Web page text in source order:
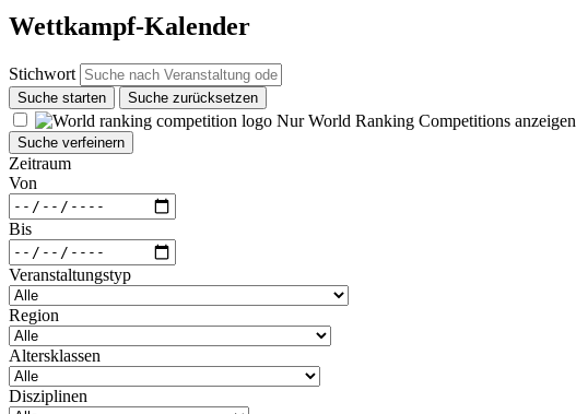
Wettkampf-Kalender
Stichwort
Suche starten Suche zurücksetzen
Nur World Ranking Competitions anzeigen
Suche verfeinern
Zeitraum
Von
Bis
Veranstaltungstyp
Region
Altersklassen
Disziplinen